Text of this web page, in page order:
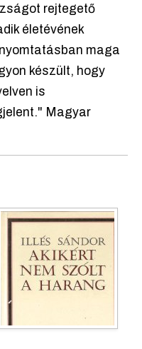
rejtegető
életévének
maga
készült, hogy
is
Magyar